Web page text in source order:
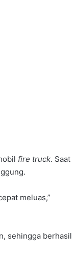
fire truck. Saat
meluas,”
sehingga berhasil